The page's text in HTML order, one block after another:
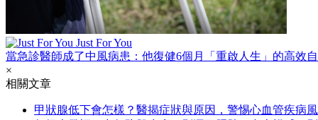
Just For You
當急診醫師成了中風病患：他復健6個月「重啟人生」的高效
×
相關文章
甲狀腺低下會怎樣？醫揭症狀與原因，警惕心血管疾病